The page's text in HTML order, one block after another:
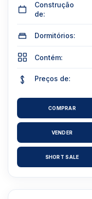
Construção
de:
Dormitórios:
Contém:
Preços de:
COMPRAR
VENDER
SHORT SALE